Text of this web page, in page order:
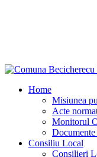
Home
Misiunea
Acte
Monitorul
Consiliu Local
Consilieri